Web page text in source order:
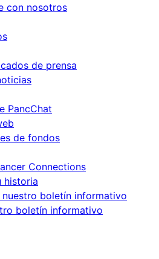
con nosotros
de prensa
PancChat
de fondos
Connections
historia
nuestro boletín informativo
boletín informativo